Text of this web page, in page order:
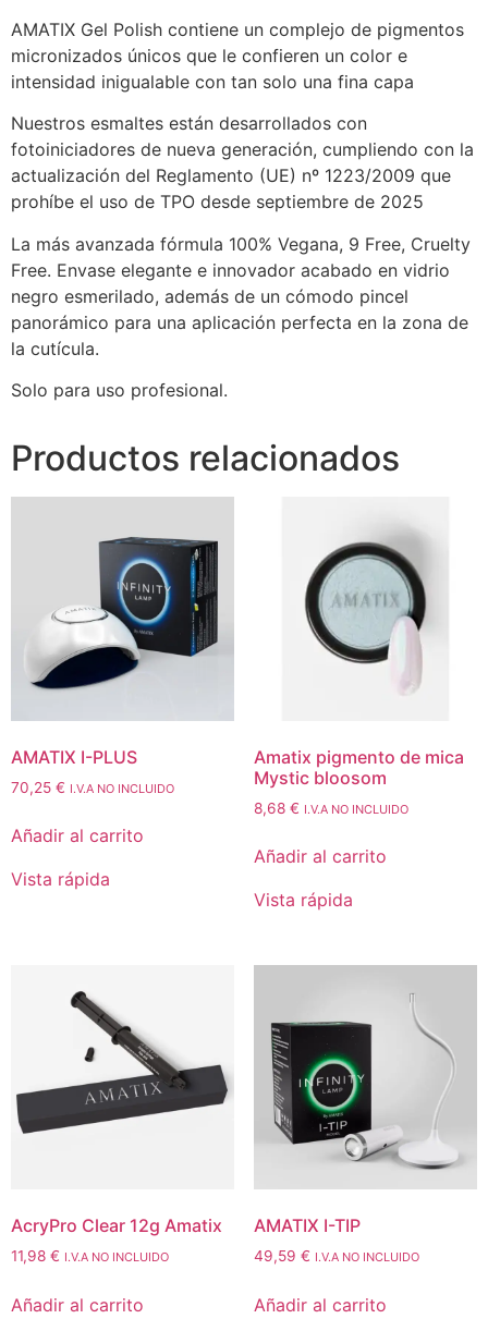
AMATIX Gel Polish contiene un complejo de pigmentos
micronizados únicos que le confieren un color e
intensidad inigualable con tan solo una fina capa
Nuestros esmaltes están desarrollados con
fotoiniciadores de nueva generación, cumpliendo con la
actualización del Reglamento (UE) nº 1223/2009 que
prohíbe el uso de TPO desde septiembre de 2025
La más avanzada fórmula 100% Vegana, 9 Free, Cruelty
Free. Envase elegante e innovador acabado en vidrio
negro esmerilado, además de un cómodo pincel
panorámico para una aplicación perfecta en la zona de
la cutícula.
Solo para uso profesional.
Productos relacionados
AMATIX I-PLUS
70,25 € I.V.A NO INCLUIDO
Añadir al carrito
Vista rápida
Amatix pigmento de mica
Mystic bloosom
8,68 € I.V.A NO INCLUIDO
Añadir al carrito
Vista rápida
AcryPro Clear 12g Amatix
11,98 € I.V.A NO INCLUIDO
Añadir al carrito
AMATIX I-TIP
49,59 € I.V.A NO INCLUIDO
Añadir al carrito